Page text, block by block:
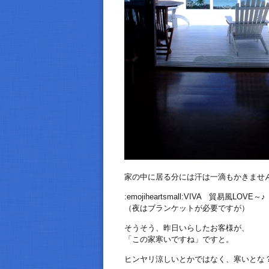
家の中に居る分には汗は一滴もかきませ
:emojiheartsmall:VIVA 貿易風LOVE～♪
（夜はブランケットが必要ですが）
そうそう、昨日いらしたお客様が、
「この家寒いですね」ですと。
ヒンヤリ涼しいとかではなく、寒いとな